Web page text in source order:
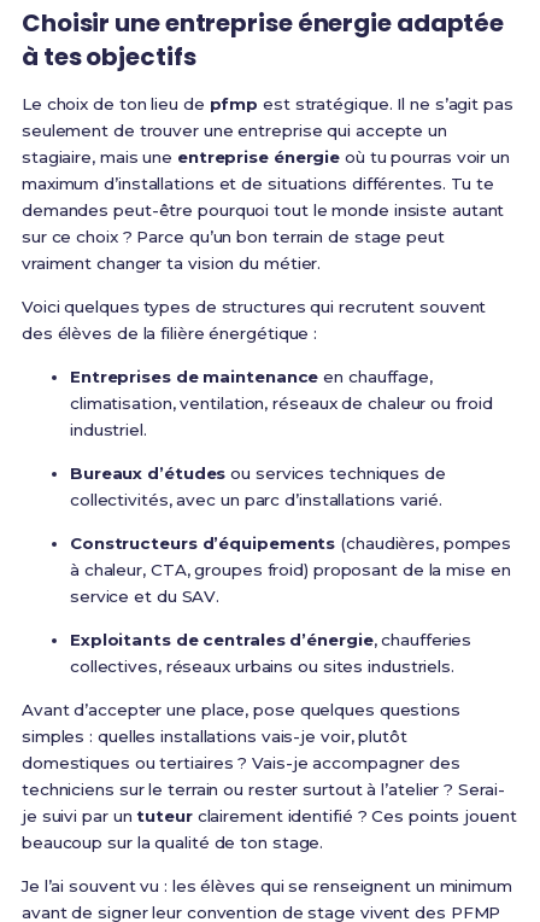
Choisir une entreprise énergie adaptée
à tes objectifs
Le choix de ton lieu de pfmp est stratégique. Il ne s’agit pas
seulement de trouver une entreprise qui accepte un
stagiaire, mais une entreprise énergie où tu pourras voir un
maximum d’installations et de situations différentes. Tu te
demandes peut-être pourquoi tout le monde insiste autant
sur ce choix ? Parce qu’un bon terrain de stage peut
vraiment changer ta vision du métier.
Voici quelques types de structures qui recrutent souvent
des élèves de la filière énergétique :
Entreprises de maintenance en chauffage,
climatisation, ventilation, réseaux de chaleur ou froid
industriel.
Bureaux d’études ou services techniques de
collectivités, avec un parc d’installations varié.
Constructeurs d’équipements (chaudières, pompes
à chaleur, CTA, groupes froid) proposant de la mise en
service et du SAV.
Exploitants de centrales d’énergie, chaufferies
collectives, réseaux urbains ou sites industriels.
Avant d’accepter une place, pose quelques questions
simples : quelles installations vais-je voir, plutôt
domestiques ou tertiaires ? Vais-je accompagner des
techniciens sur le terrain ou rester surtout à l’atelier ? Serai-
je suivi par untuteurclairement identifié ? Ces points jouent
beaucoup sur la qualité de ton stage.
Je l’ai souvent vu : les élèves qui se renseignent un minimum
avant de signer leur convention de stage vivent des PFMP